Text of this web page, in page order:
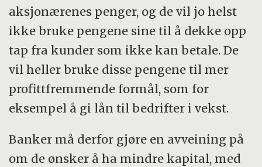
aksjonærenes penger, og de vil jo helst
ikke bruke pengene sine til å dekke opp
tap fra kunder som ikke kan betale. De
vil heller bruke disse pengene til mer
profittfremmende formål, som for
eksempel å gi lån til bedrifter i vekst.
Banker må derfor gjøre en avveining på
om de ønsker å ha mindre kapital, med